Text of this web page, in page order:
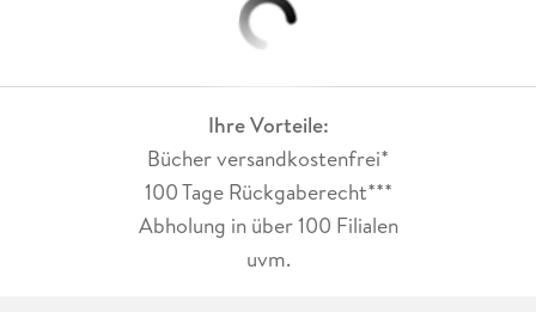
Ihre Vorteile:
Bücher versandkostenfrei*
100 Tage Rückgaberecht***
Abholung in über 100 Filialen
uvm.